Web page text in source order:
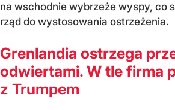
na wschodnie wybrzeże wyspy, co
rząd do wystosowania ostrzeżenia.
Grenlandia ostrzega
odwiertami. W tle firma
z Trumpem